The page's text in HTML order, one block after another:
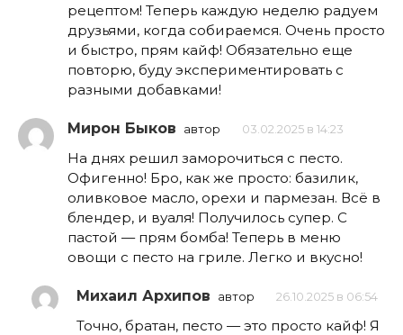
рецептом! Теперь каждую неделю радуем
друзьями, когда собираемся. Очень просто
и быстро, прям кайф! Обязательно еще
повторю, буду экспериментировать с
разными добавками!
Мирон Быков автор 03.02.2025 в 14:23
На днях решил заморочиться с песто.
Офигенно! Бро, как же просто: базилик,
оливковое масло, орехи и пармезан. Всё в
блендер, и вуаля! Получилось супер. С
пастой — прям бомба! Теперь в меню
овощи с песто на гриле. Легко и вкусно!
Михаил Архипов автор 26.10.2025 в 06:54
Точно, братан, песто — это просто кайф! Я